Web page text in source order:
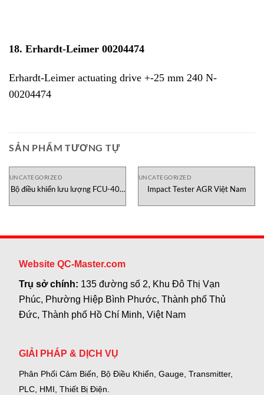
18. Erhardt-Leimer 00204474
Erhardt-Leimer actuating drive +-25 mm 240 N-
00204474
SẢN PHẨM TƯƠNG TỰ
UNCATEGORIZED
Bộ điều khiển lưu lượng FCU-400
UNCATEGORIZED
Impact Tester AGR Việt Nam
Website QC-Master.com
Trụ sở chính: 135 đường số 2, Khu Đô Thị Vạn
Phúc, Phường Hiệp Bình Phước, Thành phố Thủ
Đức, Thành phố Hồ Chí Minh, Việt Nam
GIẢI PHÁP & DỊCH VỤ
Phân Phối Cảm Biến, Bộ Điều Khiển, Gauge, Transmitter,
PLC, HMI, Thiết Bị Điện.